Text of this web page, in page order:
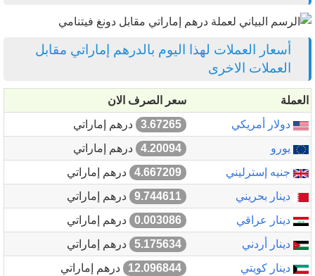
أسعار العملات لهذا اليوم بالدرهم إماراتي مقابل
العملات الاخرى
العملة
سعر الصرف الان
دولار أمريكي
3.67265
درهم إماراتي
يورو
4.20094
درهم إماراتي
جنيه إسترليني
4.667209
درهم إماراتي
دينار بحريني
9.744611
درهم إماراتي
دينار عراقي
0.003086
درهم إماراتي
دينار أردني
5.175634
درهم إماراتي
دينار كويتي
12.096844
درهم إماراتي